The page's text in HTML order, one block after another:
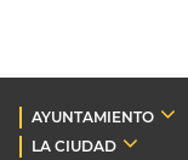
AYUNTAMIENTO
LA CIUDAD